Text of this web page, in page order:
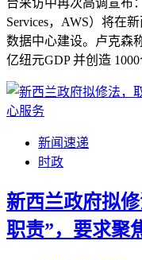
台采访中再次高调宣布
Services，AWS）将在
数据中心建设。卢克森
亿纽元GDP 并创造
新闻速递
时政
新西兰政府拟
职责”，要求聚